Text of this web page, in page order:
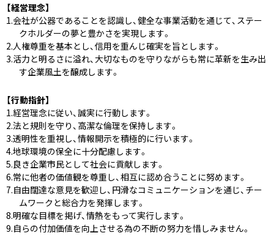
【経営理念】
会社が公器であることを認識し、健全な事業活動を通じて、ステー
クホルダーの夢と豊かさを実現します。
人権尊重を基本とし、信用を重んじ確実を旨とします。
活力と明るさに溢れ、大切なものを守りながらも常に革新を生み出
す企業風土を醸成します。
【行動指針】
経営理念に従い、誠実に行動します。
法と規則を守り、高潔な倫理を保持します。
透明性を重視し、情報開示を積極的に行います。
地球環境の保全に十分配慮します。
良き企業市民として社会に貢献します。
常に他者の価値観を尊重し、相互に認め合うことに努めます。
自由闊達な意見を歓迎し、円滑なコミュニケーションを通じ、チー
ムワークと総合力を発揮します。
明確な目標を掲げ、情熱をもって実行します。
自らの付加価値を向上させる為の不断の努力を惜しみません。